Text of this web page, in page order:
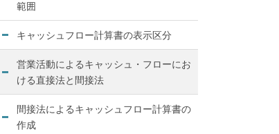
範囲
キャッシュフロー計算書の表示区分
営業活動によるキャッシュ・フローにお
ける直接法と間接法
間接法によるキャッシュフロー計算書の
作成